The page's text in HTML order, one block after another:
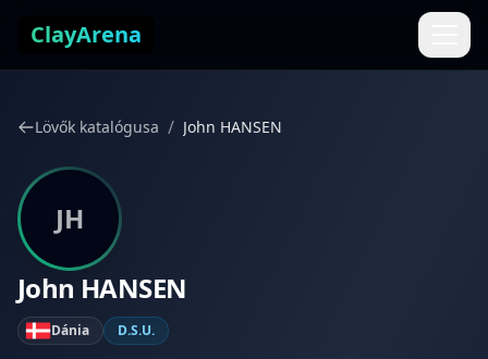
ClayArena
Lövők katalógusa / John HANSEN
JH
John HANSEN
Dánia D.S.U.